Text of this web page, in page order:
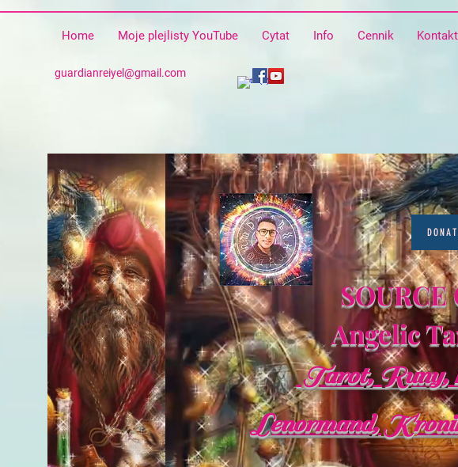
Home Moje plejlisty YouTube Cytat Info Cennik Kontakt
guardianreiyel@gmail.com
SOURCE
Angelic
Tarot, Runy,
Lenormand,